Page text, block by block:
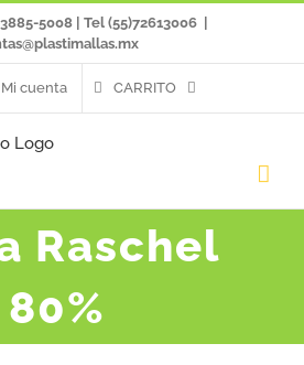
5008 | Tel (55)72613006
Mi cuenta CARRITO
Raschel
80%